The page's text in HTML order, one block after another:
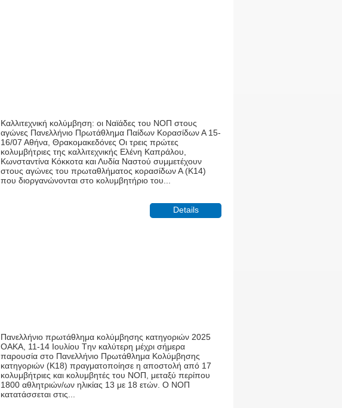
Καλλιτεχνική κολύμβηση: οι Ναϊάδες του ΝΟΠ στους
αγώνες Πανελλήνιο Πρωτάθλημα Παίδων Κορασίδων Α 15-
16/07 Αθήνα, Θρακομακεδόνες Οι τρεις πρώτες
κολυμβήτριες της καλλιτεχνικής Ελένη Καπράλου,
Κωνσταντίνα Κόκκοτα και Λυδία Ναστού συμμετέχουν
στους αγώνες του πρωταθλήματος κορασίδων Α (Κ14)
που διοργανώνονται στο κολυμβητήριο του...
Details
Πανελλήνιο πρωτάθλημα κολύμβησης κατηγοριών 2025
ΟΑΚΑ, 11-14 Ιουλίου Tην καλύτερη μέχρι σήμερα
παρουσία στο Πανελλήνιο Πρωτάθλημα Κολύμβησης
κατηγοριών (Κ18) πραγματοποίησε η αποστολή από 17
κολυμβήτριες και κολυμβητές του ΝΟΠ, μεταξύ περίπου
1800 αθλητριών/ων ηλικίας 13 με 18 ετών. Ο ΝΟΠ
κατατάσσεται στις...